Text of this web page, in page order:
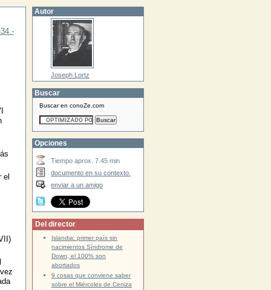
el
Autor
Joseph Lortz
Buscar
Buscar en conoZe.com
Opciones
Tiempo aprox. 7.45 min
documento en su contexto.
enviar a un amigo
Del director
Islandia: primer país sin
nacimientos Síndrome de
Down, el 100% son
abortados
9 cosas que conviene saber
sobre el Miércoles de Ceniza